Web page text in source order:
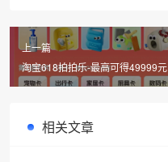
上一篇
淘宝618拍拍乐-最高可得49999元
相关文章